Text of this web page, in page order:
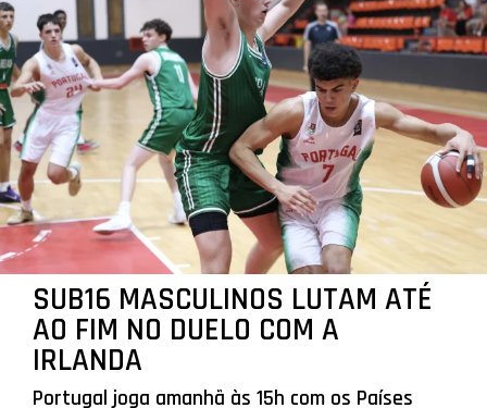
SUB16 MASCULINOS LUTAM ATÉ
AO FIM NO DUELO COM A
IRLANDA
Portugal joga amanhã às 15h com os Países